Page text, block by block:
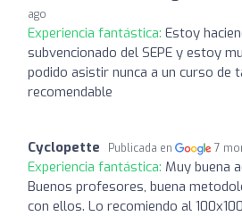
ago
Experiencia fantástica: Estoy
subvencionado del SEPE y estoy
podido asistir nunca a un curso de
recomendable
Cyclopette Publicada en 7
Experiencia fantástica: Muy buena
Buenos profesores, buena
con ellos. Lo recomiendo al